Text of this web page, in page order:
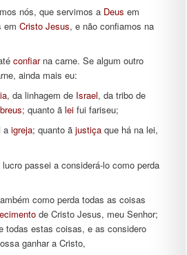
nós, que servimos a Deus em
em Cristo Jesus, e não confiamos na
confiarna carne. Se algum outro
ainda mais eu:
, da linhagem de Israel, da tribo de
; quanto ã leifui fariseu;
a igreja; quanto ã justiçaque há na lei,
passei a considerá-lo como perda
como perda todas as coisas
de Cristo Jesus, meu Senhor;
todas estas coisas, e as considero
ganhar a Cristo,